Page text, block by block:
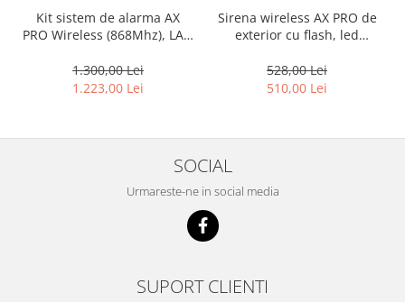
Kit sistem de alarma AX
PRO Wireless (868Mhz), LAN
DS-PWA64-Kit-WE
1.300,00 Lei
1.223,00 Lei
Sirena wireless AX PRO de
exterior cu flash, led
HIKVISION DS-PS1-E-WE-O
528,00 Lei
510,00 Lei
SOCIAL
Urmareste-ne in social media
SUPORT CLIENTI